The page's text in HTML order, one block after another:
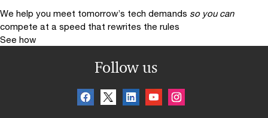
We help you meet tomorrow’s tech demands so you can
compete at a speed that rewrites the rules
See how
Follow us